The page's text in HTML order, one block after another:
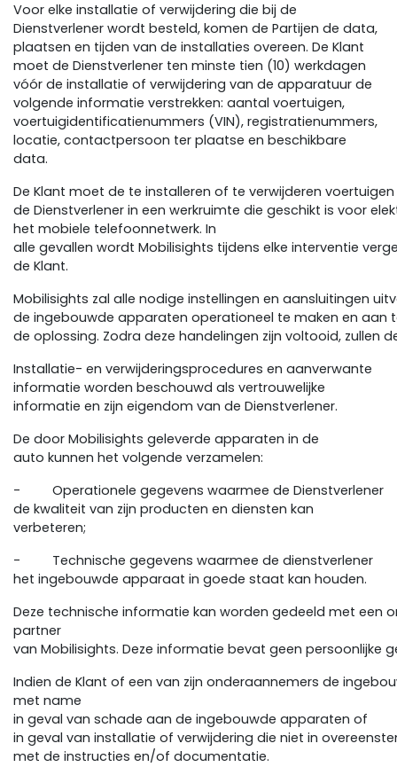
Voor elke installatie of verwijdering die bij de
Dienstverlener wordt besteld, komen de Partijen de data,
plaatsen en tijden van de installaties overeen. De Klant
moet de Dienstverlener ten minste tien (10) werkdagen
vóór de installatie of verwijdering van de apparatuur de
volgende informatie verstrekken: aantal voertuigen,
voertuigidentificatienummers (VIN), registratienummers,
locatie, contactpersoon ter plaatse en beschikbare
data.
De Klant moet de te installeren of te verwijderen
de Dienstverlener in een werkruimte die geschikt is voor
het mobiele telefoonnetwerk. In
alle gevallen wordt Mobilisights tijdens elke interventie
de Klant.
Mobilisights zal alle nodige instellingen en aansluitingen
de ingebouwde apparaten operationeel te maken en aan
de oplossing. Zodra deze handelingen zijn voltooid,
Installatie- en verwijderingsprocedures en aanverwante
informatie worden beschouwd als vertrouwelijke
informatie en zijn eigendom van de Dienstverlener.
De door Mobilisights geleverde apparaten in de
auto kunnen het volgende verzamelen:
- Operationele gegevens waarmee de Dienstverlener
de kwaliteit van zijn producten en diensten kan
verbeteren;
- Technische gegevens waarmee de dienstverlener
het ingebouwde apparaat in goede staat kan houden.
Deze technische informatie kan worden gedeeld met een
partner
van Mobilisights. Deze informatie bevat geen persoonlijke
Indien de Klant of een van zijn onderaannemers de
met name
in geval van schade aan de ingebouwde apparaten of
in geval van installatie of verwijdering die niet in
met de instructies en/of documentatie.